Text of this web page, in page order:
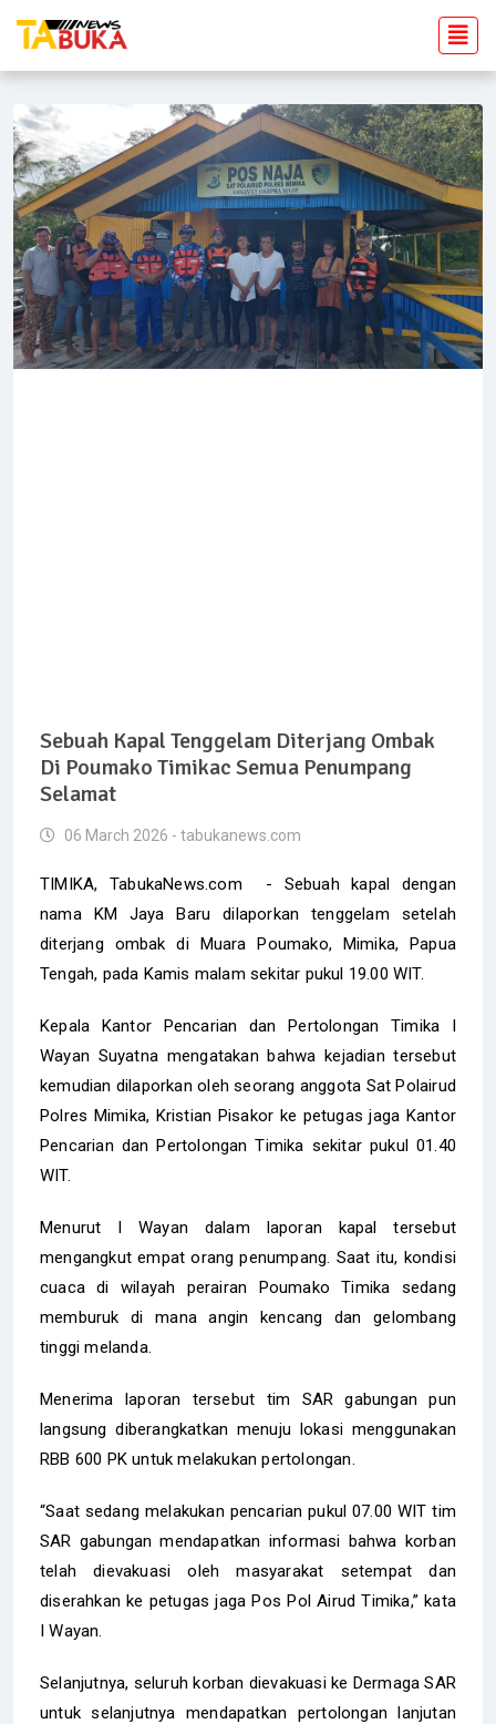
Sebuah Kapal Tenggelam Diterjang Ombak
Di Poumako Timikac Semua Penumpang
Selamat
06 March 2026 - tabukanews.com
TIMIKA, TabukaNews.com - Sebuah kapal dengan
nama KM Jaya Baru dilaporkan tenggelam setelah
diterjang ombak di Muara Poumako, Mimika, Papua
Tengah, pada Kamis malam sekitar pukul 19.00 WIT.
Kepala Kantor Pencarian dan Pertolongan Timika I
Wayan Suyatna mengatakan bahwa kejadian tersebut
kemudian dilaporkan oleh seorang anggota Sat Polairud
Polres Mimika, Kristian Pisakor ke petugas jaga Kantor
Pencarian dan Pertolongan Timika sekitar pukul 01.40
WIT.
Menurut I Wayan dalam laporan kapal tersebut
mengangkut empat orang penumpang. Saat itu, kondisi
cuaca di wilayah perairan Poumako Timika sedang
memburuk di mana angin kencang dan gelombang
tinggi melanda.
Menerima laporan tersebut tim SAR gabungan pun
langsung diberangkatkan menuju lokasi menggunakan
RBB 600 PK untuk melakukan pertolongan.
“Saat sedang melakukan pencarian pukul 07.00 WIT tim
SAR gabungan mendapatkan informasi bahwa korban
telah dievakuasi oleh masyarakat setempat dan
diserahkan ke petugas jaga Pos Pol Airud Timika,” kata
I Wayan.
Selanjutnya, seluruh korban dievakuasi ke Dermaga SAR
untuk selanjutnya mendapatkan pertolongan lanjutan